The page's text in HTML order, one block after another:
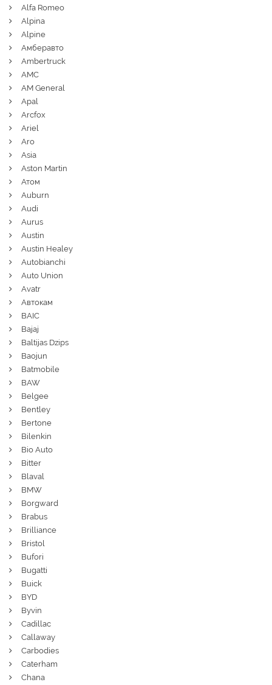
Alfa Romeo
Alpina
Alpine
Амберавто
Ambertruck
AMC
AM General
Apal
Arcfox
Ariel
Aro
Asia
Aston Martin
Атом
Auburn
Audi
Aurus
Austin
Austin Healey
Autobianchi
Auto Union
Avatr
Автокам
BAIC
Bajaj
Baltijas Dzips
Baojun
Batmobile
BAW
Belgee
Bentley
Bertone
Bilenkin
Bio Auto
Bitter
Blaval
BMW
Borgward
Brabus
Brilliance
Bristol
Bufori
Bugatti
Buick
BYD
Byvin
Cadillac
Callaway
Carbodies
Caterham
Chana